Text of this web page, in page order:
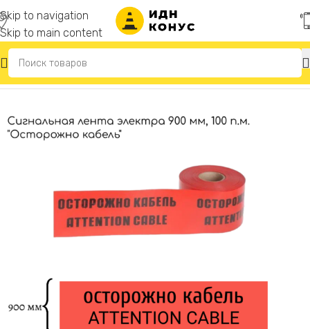
Skip to navigation
Skip to main content
Главная Сигнальные ленты оградительные